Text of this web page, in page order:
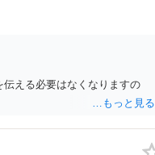
える必要はなくなりますの